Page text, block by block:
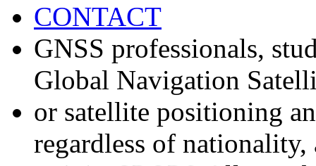
CONTACT
GNSS professionals,
Global Navigation
or satellite positioning
regardless of nationality,